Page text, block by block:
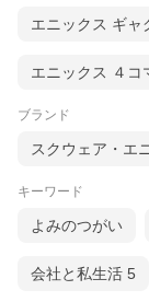
エニックス ギャ
エニックス ４コ
ブランド
スクウェア・エ
キーワード
よみのつがい
会社と私生活 5